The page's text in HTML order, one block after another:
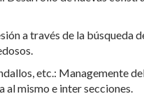
a través de la búsqueda
etc.: Managemente
al mismo e inter secciones.